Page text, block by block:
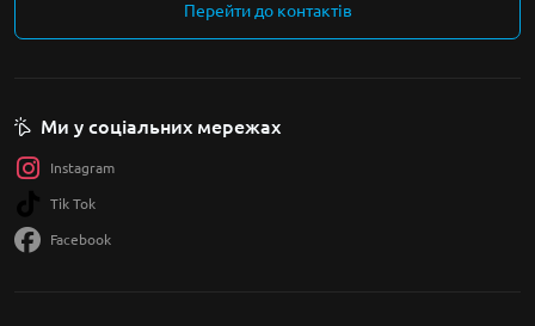
Перейти до контактів
Ми у соціальних мережах
Instagram
Tik Tok
Facebook